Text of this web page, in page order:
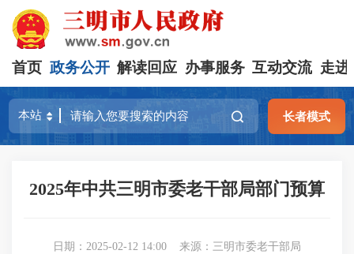
首页 政务公开 解读回应 办事服务 互动交流 走进
长者模式
2025年中共三明市委老干部局部门预算
日期：2025-02-12 14:00 来源：三明市委老干部局